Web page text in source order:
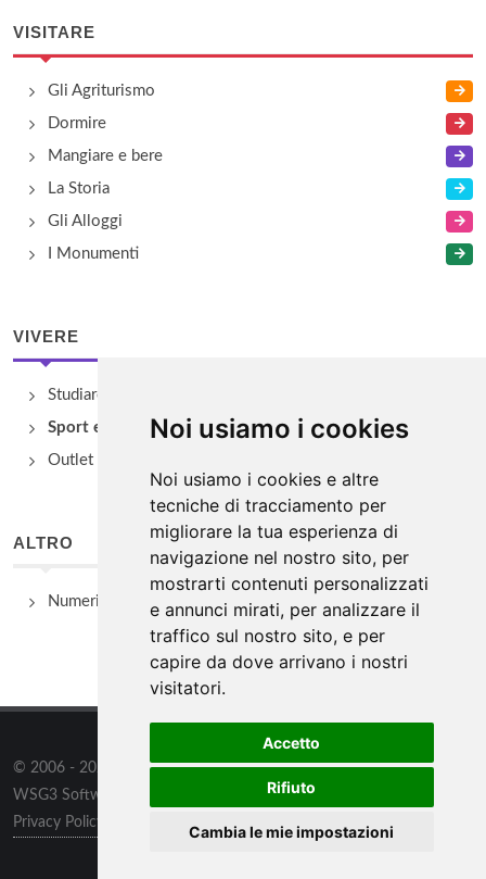
Noi usiamo i cookies
Noi usiamo i cookies e altre
tecniche di tracciamento per
migliorare la tua esperienza di
navigazione nel nostro sito, per
mostrarti contenuti personalizzati
e annunci mirati, per analizzare il
traffico sul nostro sito, e per
capire da dove arrivano i nostri
visitatori.
Accetto
Rifiuto
Cambia le mie impostazioni
VISITARE
Gli Agriturismo
Dormire
Mangiare e bere
La Storia
Gli Alloggi
I Monumenti
VIVERE
Studiare
Sport e Benessere
Outlet e spacci aziendali
ALTRO
Numeri Utili
© 2006 - 2026 WSG3 STUDIOtutti i diritti riservati. Powered by
WSG3 Software
Privacy Policy
Preferenze sui Cookies